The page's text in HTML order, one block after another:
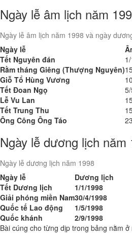
Ngày lễ âm lịch năm
Ngày lễ âm lịch năm 1998 và ngày
Ngày lễ
Tết Nguyên đán
Rằm tháng Giêng (Thượng Nguyên)
Giỗ Tổ Hùng Vương
Tết Đoan Ngọ
Lễ Vu Lan
Tết Trung Thu
Ông Công Ông Táo
Ngày lễ dương lịch năm
Ngày lễ dương lịch năm 1998
Ngày lễ
Dương lịch
Tết Dương lịch
1/1/1998
Giải phóng miền Nam30/4/1998
Quốc tế Lao động
1/5/1998
Quốc khánh
2/9/1998
Bài cúng cho từng dịp trong bảng nằm ở